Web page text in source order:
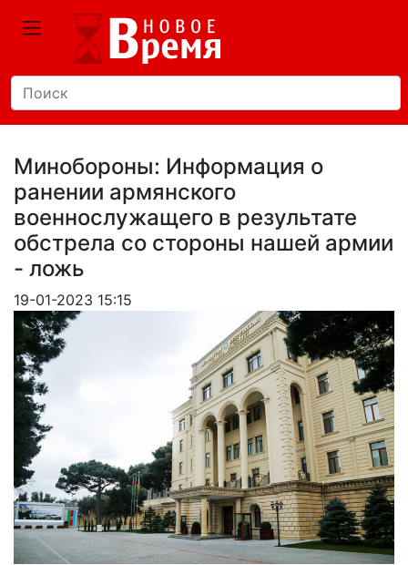
Минобороны: Информация о
ранении армянского
военнослужащего в результате
обстрела со стороны нашей армии
- ложь
19-01-2023 15:15